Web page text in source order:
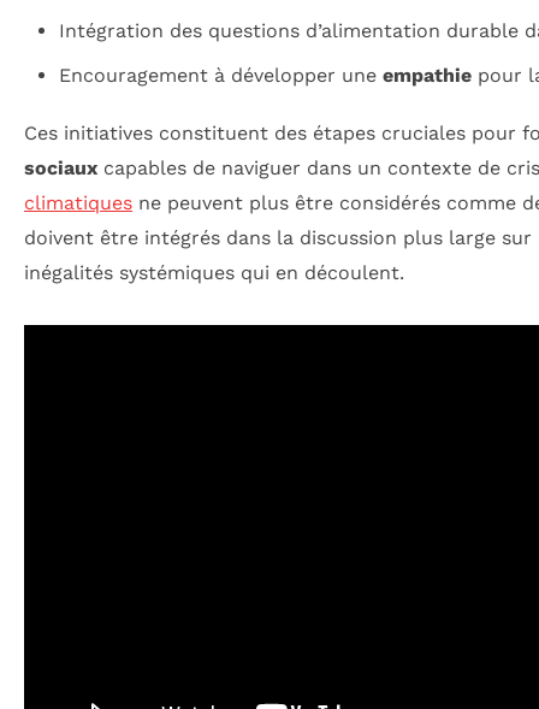
Intégration des questions d’alimentation durable
Encouragement à développer une empathiepour
Ces initiatives constituent des étapes cruciales pour
sociaux capables de naviguer dans un contexte de
climatiques ne peuvent plus être considérés comme
doivent être intégrés dans la discussion plus large
inégalités systémiques qui en découlent.